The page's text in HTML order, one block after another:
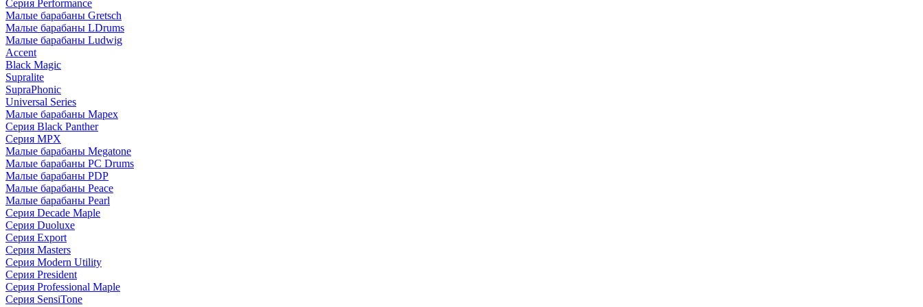
Серия Performance
Малые барабаны Gretsch
Малые барабаны LDrums
Малые барабаны Ludwig
Accent
Black Magic
Supralite
SupraPhonic
Universal Series
Малые барабаны Mapex
Серия Black Panther
Серия MPX
Малые барабаны Megatone
Малые барабаны PC Drums
Малые барабаны PDP
Малые барабаны Peace
Малые барабаны Pearl
Серия Decade Maple
Серия Duoluxe
Серия Export
Серия Masters
Серия Modern Utility
Серия President
Серия Professional Maple
Серия SensiTone